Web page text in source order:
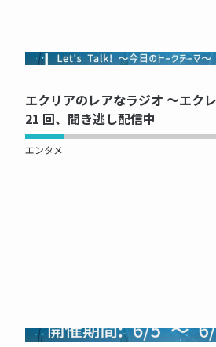
NOW PRINTING...
エクリアのレアなラジオ ～エク
21 回、聞き逃し配信中
エンタメ
NOW